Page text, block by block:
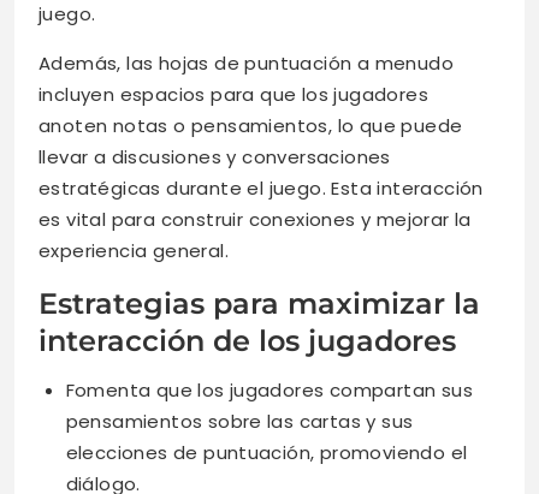
juego.
Además, las hojas de puntuación a menudo
incluyen espacios para que los jugadores
anoten notas o pensamientos, lo que puede
llevar a discusiones y conversaciones
estratégicas durante el juego. Esta interacción
es vital para construir conexiones y mejorar la
experiencia general.
Estrategias para maximizar la
interacción de los jugadores
Fomenta que los jugadores compartan sus
pensamientos sobre las cartas y sus
elecciones de puntuación, promoviendo el
diálogo.